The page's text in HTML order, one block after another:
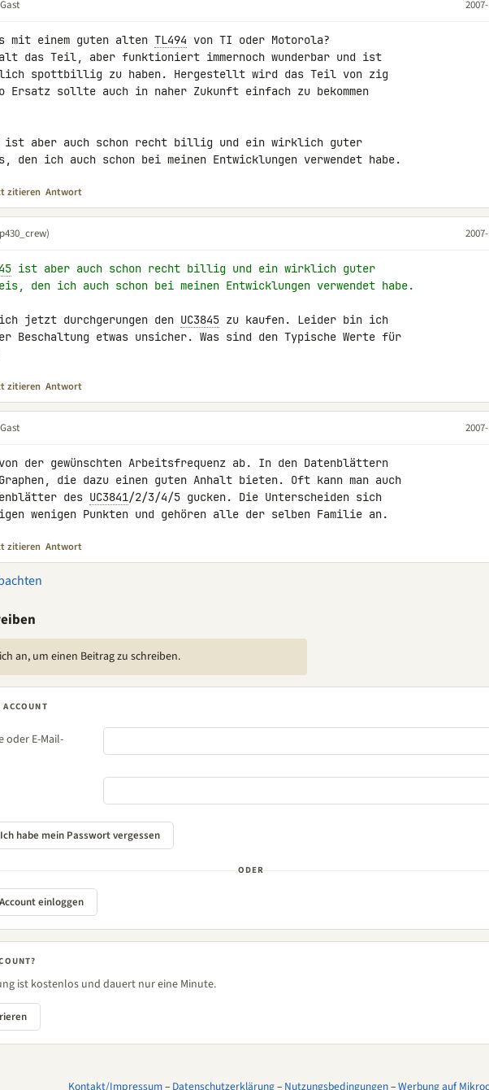
Gast
mit einem guten alten TL494 von TI oder Motorola?
das Teil, aber funktioniert immernoch wunderbar und ist
spottbillig zu haben. Hergestellt wird das Teil von zig
Ersatz sollte auch in naher Zukunft einfach zu bekommen
ist aber auch schon recht billig und ein wirklich guter
den ich auch schon bei meinen Entwicklungen verwendet habe.
zitieren Antwort
ist aber auch schon recht billig und ein wirklich guter
den ich auch schon bei meinen Entwicklungen verwendet habe.
jetzt durchgerungen den UC3845 zu kaufen. Leider bin ich
Beschaltung etwas unsicher. Was sind den Typische Werte für
zitieren Antwort
Gast
der gewünschten Arbeitsfrequenz ab. In den Datenblättern
die dazu einen guten Anhalt bieten. Oft kann man auch
des UC3841/2/3/4/5 gucken. Die Unterscheiden sich
wenigen Punkten und gehören alle der selben Familie an.
zitieren Antwort
an, um einen Beitrag zu schreiben.
oder E-Mail-
ODER
einloggen
ist kostenlos und dauert nur eine Minute.
Kontakt/Impressum– Datenschutzerklärung– Nutzungsbedingungen–Werbung auf